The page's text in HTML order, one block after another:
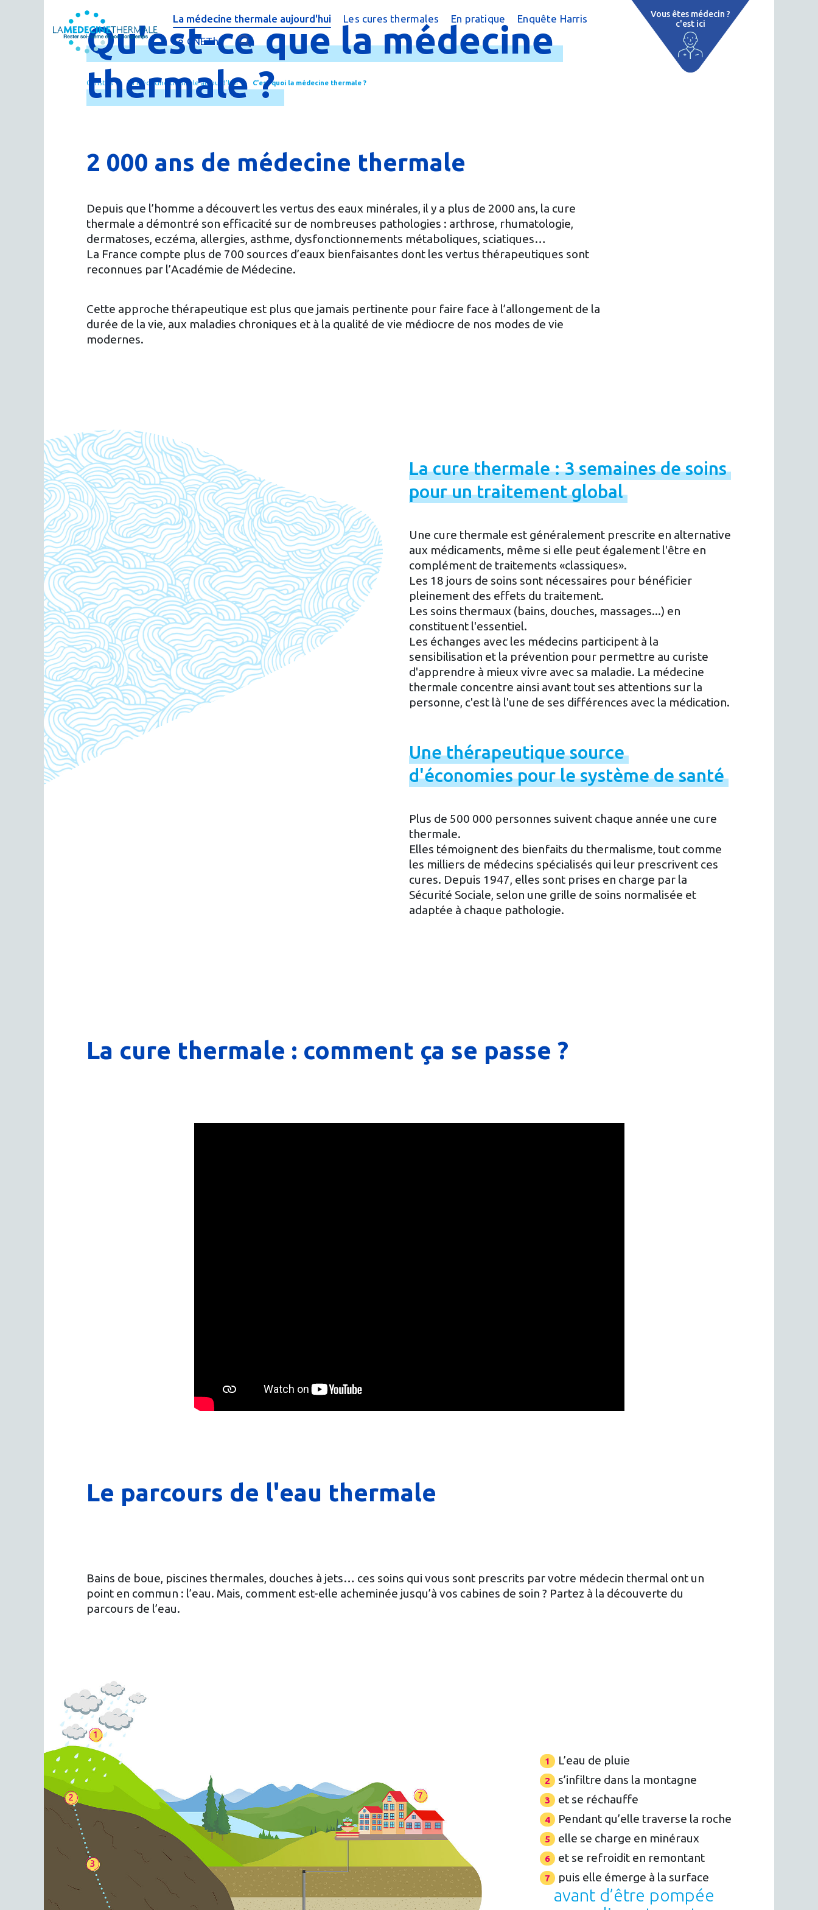
La médecine thermale aujourd'hui
C'est quoi la médecine thermale ?
L'éducation thérapeutique
Le thermalisme en chiffres
La médecine thermale
Les cures thermales
Cures conventionnées
En pratique
Trouver une cure
Créer un dossier personnalisé
Arriver en station thermale
Enquête Harris
Le CNETh
Qui sommes-nous ?
Actualités
Vous êtes médecin ?
c'est ici
Curistes La médecine thermale aujourd'hui C'est quoi la médecine thermale ?
Qu'est-cequelamédecine
thermale?
2 000 ans de médecine thermale
Depuis que l’homme a découvert les vertus des eaux minérales, il y a plus de 2000 ans, la cure
thermale a démontré son efficacité sur de nombreuses pathologies : arthrose, rhumatologie,
dermatoses, eczéma, allergies, asthme, dysfonctionnements métaboliques, sciatiques…
La France compte plus de 700 sources d’eaux bienfaisantes dont les vertus thérapeutiques sont
reconnues par l’Académie de Médecine.
Cette approche thérapeutique est plus que jamais pertinente pour faire face à l’allongement de la
durée de la vie, aux maladies chroniques et à la qualité de vie médiocre de nos modes de vie
modernes.
Lacurethermale:3semainesdesoins
pouruntraitementglobal
Une cure thermale est généralement prescrite en alternative
aux médicaments, même si elle peut également l'être en
complément de traitements «classiques».
Les 18 jours de soins sont nécessaires pour bénéficier
pleinement des effets du traitement.
Les soins thermaux (bains, douches, massages...) en
constituent l'essentiel.
Les échanges avec les médecins participent à la
sensibilisation et la prévention pour permettre au curiste
d'apprendre à mieux vivre avec sa maladie. La médecine
thermale concentre ainsi avant tout ses attentions sur la
personne, c'est là l'une de ses différences avec la médication.
Unethérapeutiquesource
d'économiespourlesystèmedesanté
Plus de 500 000 personnes suivent chaque année une cure
thermale.
Elles témoignent des bienfaits du thermalisme, tout comme
les milliers de médecins spécialisés qui leur prescrivent ces
cures. Depuis 1947, elles sont prises en charge par la
Sécurité Sociale, selon une grille de soins normalisée et
adaptée à chaque pathologie.
La cure thermale : comment ça se passe ?
Le parcours de l'eau thermale
Bains de boue, piscines thermales, douches à jets… ces soins qui vous sont prescrits par votre médecin thermal ont un
point en commun : l’eau. Mais, comment est-elle acheminée jusqu’à vos cabines de soin ? Partez à la découverte du
parcours de l’eau.
L’eau de pluie
s’infiltre dans la montagne
et se réchauffe
Pendant qu’elle traverse la roche
elle se charge en minéraux
et se refroidit en remontant
puis elle émerge à la surface
avant d’être pompée